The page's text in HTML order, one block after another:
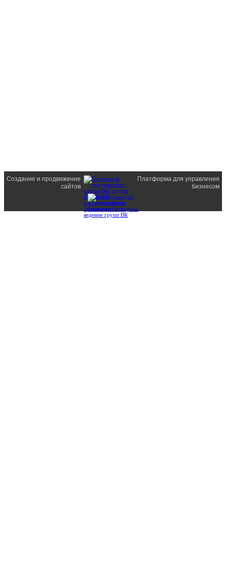
Создание и продвижение
сайтов
Платформа для управления
бизнесом